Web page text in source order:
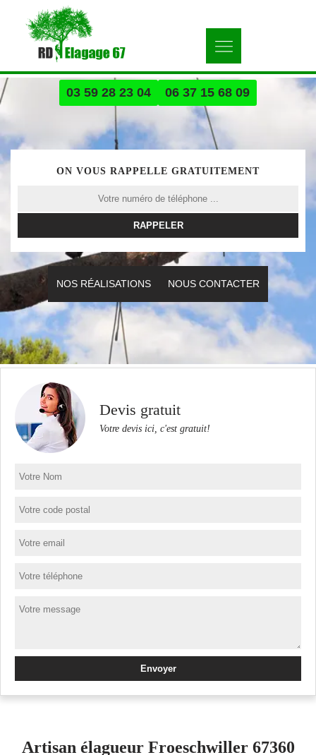
03 59 28 23 04 06 37 15 68 09
ON VOUS RAPPELLE GRATUITEMENT
NOS RÉALISATIONS NOUS CONTACTER
Devis gratuit
Votre devis ici, c'est gratuit!
Artisan élagueur Froeschwiller 67360